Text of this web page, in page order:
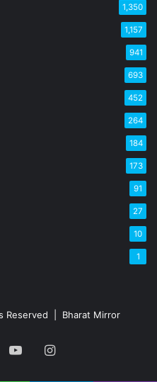
1,350
1,157
941
693
452
264
184
173
91
27
10
1
Reserved | Bharat Mirror
YouTubeInstagram